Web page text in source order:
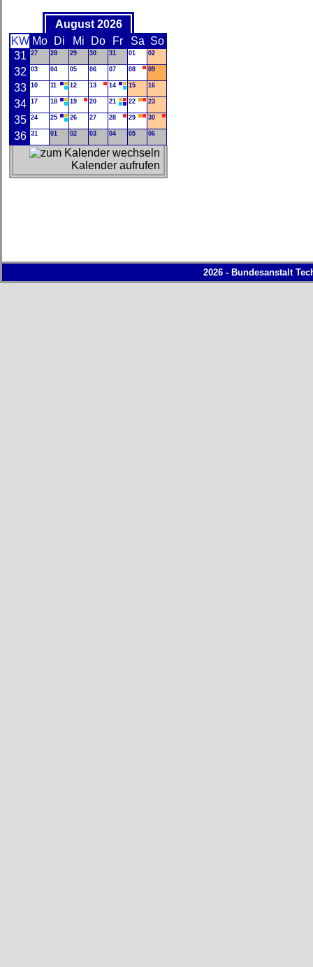
August 2026
KW Mo Di Mi Do Fr Sa So
31
27 28 29 30 31 01 02
32 03 04 05 06 07 08 09
33 10 11 12 13 14 15 16
34 17 18 19 20 21 22 23
35 24 25 26 27 28 29 30
36 31 01 02 03 04 05 06
Kalender aufrufen
2026 - Bundesanstalt